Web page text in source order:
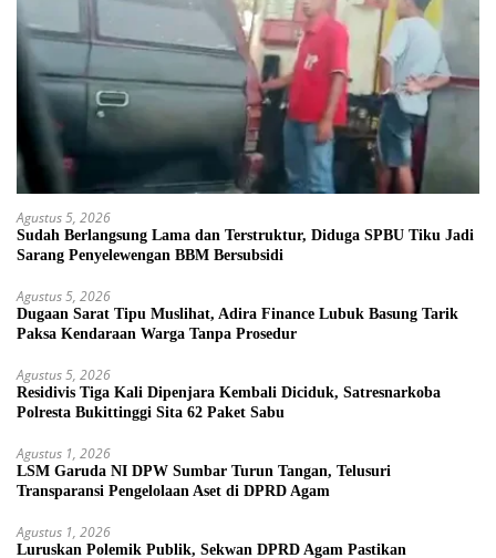
Agustus 5, 2026
Sudah Berlangsung Lama dan Terstruktur, Diduga SPBU Tiku Jadi
Sarang Penyelewengan BBM Bersubsidi
Agustus 5, 2026
Dugaan Sarat Tipu Muslihat, Adira Finance Lubuk Basung Tarik
Paksa Kendaraan Warga Tanpa Prosedur
Agustus 5, 2026
Residivis Tiga Kali Dipenjara Kembali Diciduk, Satresnarkoba
Polresta Bukittinggi Sita 62 Paket Sabu
Agustus 1, 2026
LSM Garuda NI DPW Sumbar Turun Tangan, Telusuri
Transparansi Pengelolaan Aset di DPRD Agam
Agustus 1, 2026
Luruskan Polemik Publik, Sekwan DPRD Agam Pastikan